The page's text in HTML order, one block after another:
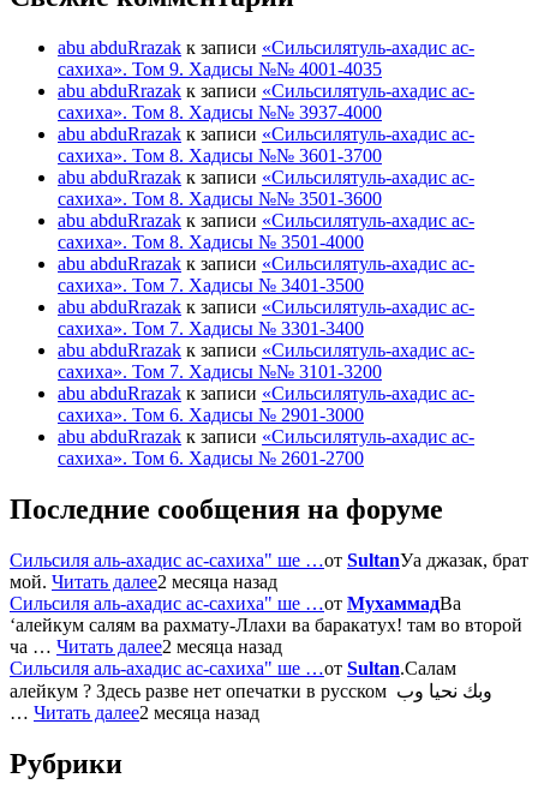
abu abduRrazak к записи «Сильсилятуль-ахадис ас-
сахиха». Том 9. Хадисы №№ 4001-4035
abu abduRrazak к записи «Сильсилятуль-ахадис ас-
сахиха». Том 8. Хадисы №№ 3937-4000
abu abduRrazak к записи «Сильсилятуль-ахадис ас-
сахиха». Том 8. Хадисы №№ 3601-3700
abu abduRrazak к записи «Сильсилятуль-ахадис ас-
сахиха». Том 8. Хадисы №№ 3501-3600
abu abduRrazak к записи «Сильсилятуль-ахадис ас-
сахиха». Том 8. Хадисы № 3501-4000
abu abduRrazak к записи «Сильсилятуль-ахадис ас-
сахиха». Том 7. Хадисы № 3401-3500
abu abduRrazak к записи «Сильсилятуль-ахадис ас-
сахиха». Том 7. Хадисы № 3301-3400
abu abduRrazak к записи «Сильсилятуль-ахадис ас-
сахиха». Том 7. Хадисы №№ 3101-3200
abu abduRrazak к записи «Сильсилятуль-ахадис ас-
сахиха». Том 6. Хадисы № 2901-3000
abu abduRrazak к записи «Сильсилятуль-ахадис ас-
сахиха». Том 6. Хадисы № 2601-2700
Последние сообщения на форуме
Сильсиля аль-ахадис ас-сахиха" ше …от SultanУа джазак, брат
мой. Читать далее2 месяца назад
Сильсиля аль-ахадис ас-сахиха" ше …от МухаммадВа
‘алейкум салям ва рахмату-Ллахи ва баракатух! там во второй
ча … Читать далее2 месяца назад
Сильсиля аль-ахадис ас-сахиха" ше …от Sultan.Салам
алейкум ? Здесь разве нет опечатки в русском وبك نحيا وب
… Читать далее2 месяца назад
Рубрики